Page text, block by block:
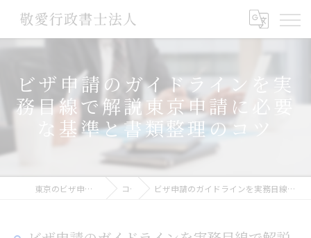
ビザ申請のガイドラインを実
務目線で解説東京申請に必要
な基準と書類整理のコツ
東京のビザ申請なら敬愛行政書士法人 コラム ビザ申請のガイドラインを実務目線で解説東京申請に必要な基準と書類整理のコツ